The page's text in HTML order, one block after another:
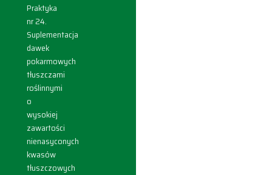
Praktyka
nr 24.
Suplementacja
dawek
pokarmowych
tłuszczami
roślinnymi
o
wysokiej
zawartości
nienasyconych
kwasów
tłuszczowych